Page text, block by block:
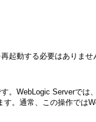
起動する必要はありませ
。WebLogic Serverでは
。通常、この操作では